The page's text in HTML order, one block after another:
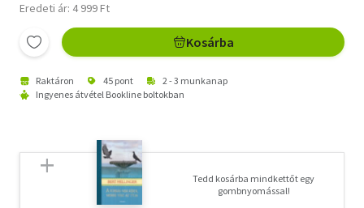
Eredeti ár: 4 999 Ft
Kosárba
Raktáron 45 pont
2 - 3 munkanap
Ingyenes átvétel Bookline boltokban
Tedd kosárba mindkettőt egy
gombnyomással!